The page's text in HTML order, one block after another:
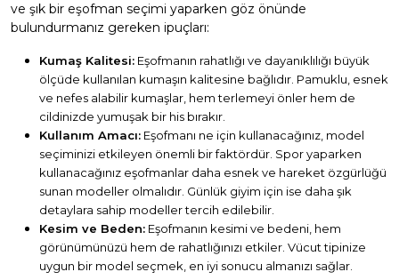
ve şık bir eşofman seçimi yaparken göz önünde
bulundurmanız gereken ipuçları:
Kumaş Kalitesi: Eşofmanın rahatlığı ve dayanıklılığı büyük
ölçüde kullanılan kumaşın kalitesine bağlıdır. Pamuklu, esnek
ve nefes alabilir kumaşlar, hem terlemeyi önler hem de
cildinizde yumuşak bir his bırakır.
Kullanım Amacı: Eşofmanı ne için kullanacağınız, model
seçiminizi etkileyen önemli bir faktördür. Spor yaparken
kullanacağınız eşofmanlar daha esnek ve hareket özgürlüğü
sunan modeller olmalıdır. Günlük giyim için ise daha şık
detaylara sahip modeller tercih edilebilir.
Kesim ve Beden: Eşofmanın kesimi ve bedeni, hem
görünümünüzü hem de rahatlığınızı etkiler. Vücut tipinize
uygun bir model seçmek, en iyi sonucu almanızı sağlar.